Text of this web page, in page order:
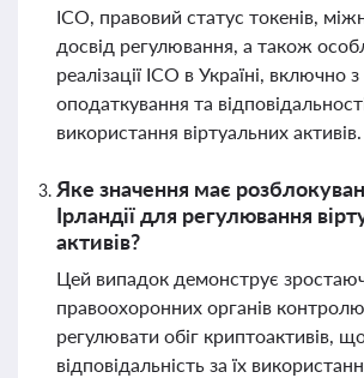
ІСО, правовий статус токенів,
досвід регулювання, а також
реалізації ІСО в Україні, включно
оподаткування та
використання віртуальних активів.
Яке значення має
Ірландії для регулювання
активів?
Цей випадок демонструє
правоохоронних органів
регулювати обіг криптоактивів,
відповідальність за їх